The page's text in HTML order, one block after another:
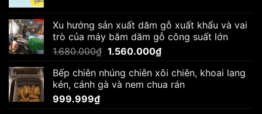
Xu hướng sản xuất dăm gỗ xuất khẩu và vai
trò của máy băm dăm gỗ công suất lớn
1.680.000₫ Giá
là:
1.680.000₫.
1.560.000₫Giá
tại
là:
Bếp chiên nhúng chiên xôi chiên, khoai lang
kén, cánh gà và nem chua rán
999.999₫